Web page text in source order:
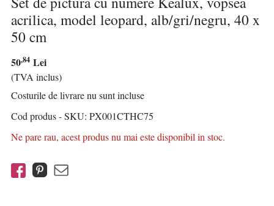
acrilica, model leopard, alb/gri/negru, 40 x
50 cm
50,84 Lei
(TVA inclus)
Costurile de livrare nu sunt incluse
Cod produs - SKU PX001CTHC75
Ne pare rau, acest produs nu mai este disponibil in stoc.